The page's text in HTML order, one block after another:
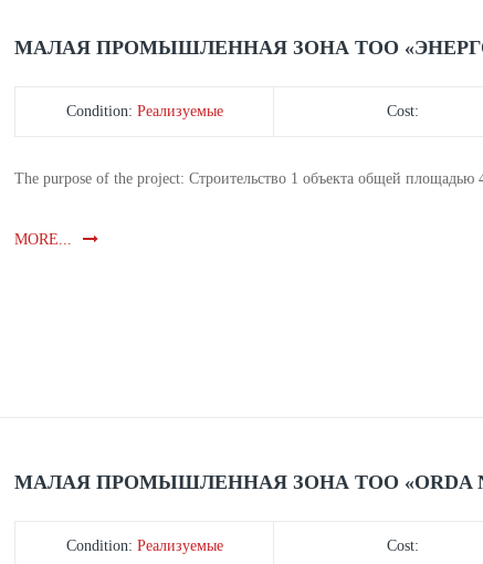
МАЛАЯ ПРОМЫШЛЕННАЯ ЗОНА ТОО
Condition: Реализуемые Cost:
The purpose of the project: Строительство 1 объекта общей площадью
MORE...
МАЛАЯ ПРОМЫШЛЕННАЯ ЗОНА ТОО «ORDA
Condition: Реализуемые Cost: